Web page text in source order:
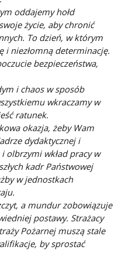
oddajemy hołd
życie, aby chronić
To dzień, w którym
i niezłomną determinację.
bezpieczeństwa,
i chaos w sposób
wkraczamy w
ratunek.
okazja, żeby Wam
dydaktycznej i
olbrzymi wkład pracy w
kadr Państwowej
w jednostkach
a mundur zobowiązuje
postawy. Strażacy
Pożarnej muszą stale
by sprostać